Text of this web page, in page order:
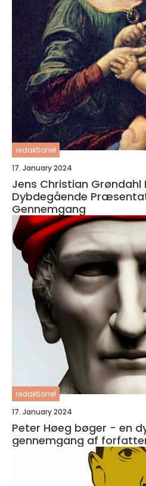
redaktionel
17. January 2024
Jens Christian Grøndahl
Dybdegående
Gennemgang
redaktionel
17. January 2024
Peter Høeg bøger - en
gennemgang af